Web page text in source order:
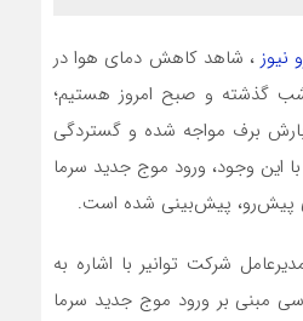
نیوز، شاهد کاهش دمای هوا در
گذشته و صبح امروز هستیم؛
برف مواجه شده و گستردگی
این وجود، ورود موج جدید سرما
پیش‌رو، پیش‌بینی شده است.
شرکت توانیر با اشاره به
مبنی بر ورود موج جدید سرما